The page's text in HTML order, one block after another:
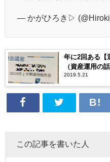
— かがひろき▷
年に2回ある【
（資産運用の話
2019.5.21
この記事を書いた人